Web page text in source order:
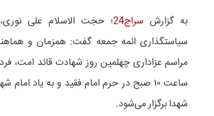
به گزارش سراج24
؛ حجت الاسلام علی
سیاستگذاری ائمه جمعه گفت: همزمان و
مراسم عزاداری چهلمین روز شهادت قائد امت،
ساعت ۱۰ صبح در حرم امام فقید و به یاد امام
شهدا برگزار می‌شود.